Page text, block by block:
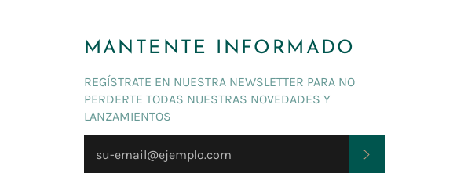
MANTENTE INFORMADO
REGÍSTRATE EN NUESTRA NEWSLETTER PARA NO
PERDERTE TODAS NUESTRAS NOVEDADES Y
LANZAMIENTOS